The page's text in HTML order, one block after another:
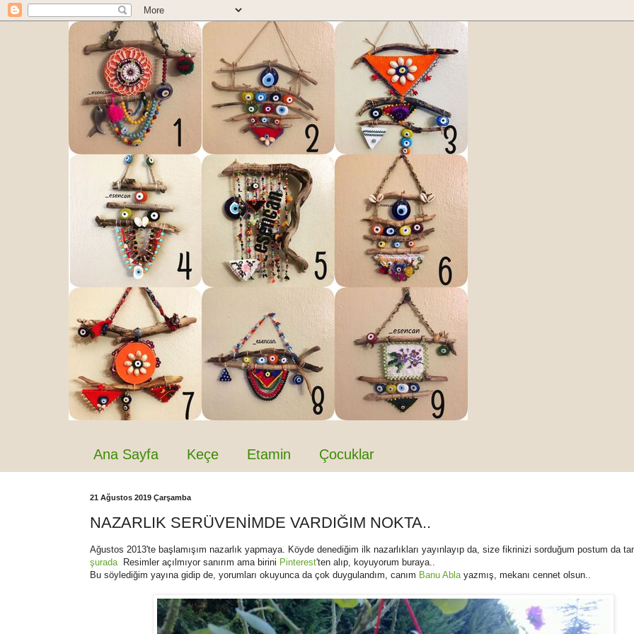
Ana Sayfa Keçe Etamin Çocuklar
21 Ağustos 2019 Çarşamba
NAZARLIK SERÜVENİMDE VARDIĞIM NOKTA..
Ağustos 2013'te başlamışım nazarlık yapmaya. Köyde denediğim ilk nazarlıkları yayınlayıp da, size fikrinizi sorduğum postum da
şurada Resimler açılmıyor sanırım ama birini Pinterest'ten alıp, koyuyorum buraya..
Bu söylediğim yayına gidip de, yorumları okuyunca da çok duygulandım, canım Banu Abla yazmış, mekanı cennet olsun..